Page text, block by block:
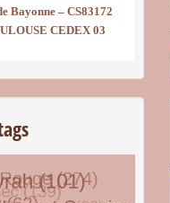
Bayonne – CS83172
CEDEX 03